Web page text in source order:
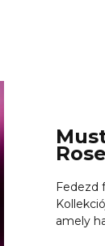
Fedezd
amely